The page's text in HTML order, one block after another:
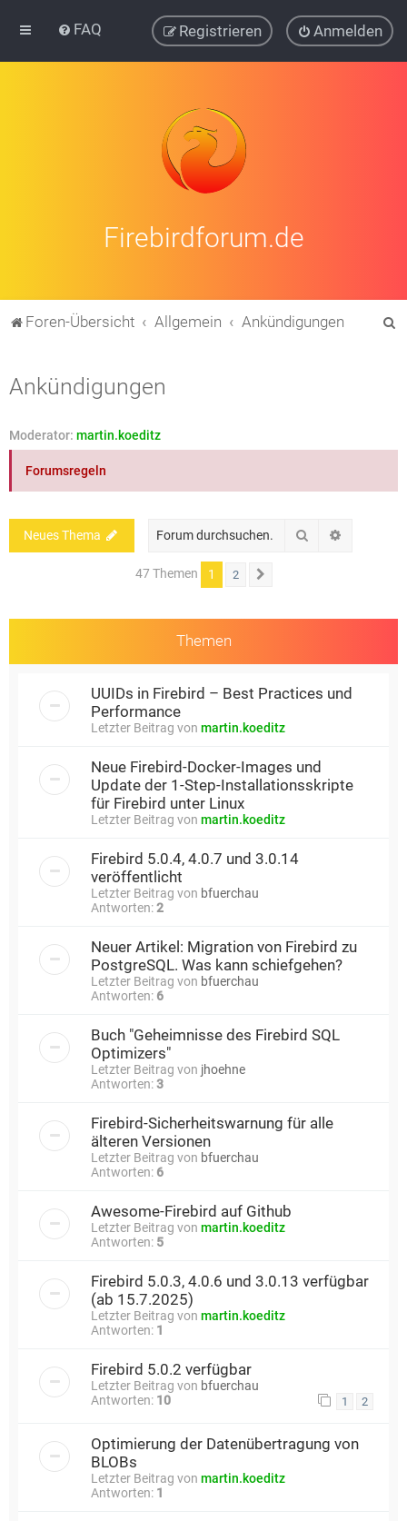
FAQ Anmelden
Registrieren
Firebirdforum.de
Foren-Übersicht Allgemein Ankündigungen
Ankündigungen
Moderator: martin.koeditz
Forumsregeln
Neues Thema Suche
47 Themen 1 2
Themen
UUIDs in Firebird – Best Practices und
Performance
Letzter Beitrag von martin.koeditz
Neue Firebird-Docker-Images und
Update der 1-Step-Installationsskripte
für Firebird unter Linux
Letzter Beitrag von martin.koeditz
Firebird 5.0.4, 4.0.7 und 3.0.14
veröffentlicht
Letzter Beitrag von bfuerchau
Antworten:2
Neuer Artikel: Migration von Firebird zu
PostgreSQL. Was kann schiefgehen?
Letzter Beitrag von bfuerchau
Antworten: 6
Buch "Geheimnisse des Firebird SQL
Optimizers"
Letzter Beitrag von jhoehne
Antworten:3
Firebird-Sicherheitswarnung für alle
älteren Versionen
Letzter Beitrag von bfuerchau
Antworten: 6
Awesome-Firebird auf Github
Letzter Beitrag von martin.koeditz
Antworten: 5
Firebird 5.0.3, 4.0.6 und 3.0.13 verfügbar
(ab 15.7.2025)
Letzter Beitrag von martin.koeditz
Antworten: 1
Firebird 5.0.2 verfügbar
Letzter Beitrag von bfuerchau
Antworten: 10 1 2
Optimierung der Datenübertragung von
BLOBs
Letzter Beitrag von martin.koeditz
Antworten: 1